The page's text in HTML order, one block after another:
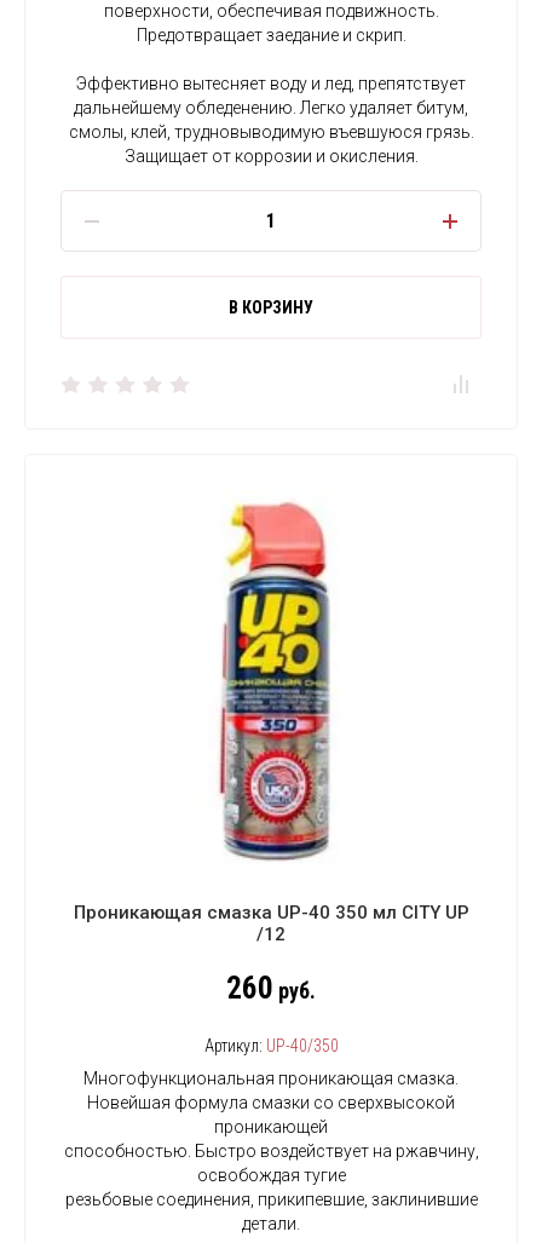
поверхности, обеспечивая подвижность.
Предотвращает заедание и скрип.
Эффективно вытесняет воду и лед, препятствует
дальнейшему обледенению. Легко удаляет битум,
смолы, клей, трудновыводимую въевшуюся грязь.
Защищает от коррозии и окисления.
В КОРЗИНУ
Проникающая смазка UP-40 350 мл CITY UP
/12
260 руб.
Артикул: UP-40/350
Многофункциональная проникающая смазка.
Новейшая формула смазки со сверхвысокой
проникающей
способностью. Быстро воздействует на ржавчину,
освобождая тугие
резьбовые соединения, прикипевшие, заклинившие
детали.